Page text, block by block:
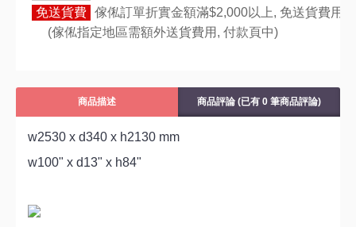
免送貨費 傢俬訂單折實金額滿$2,000以上, 免送貨費用,
(傢俬指定地區需額外送貨費用, 付款頁中)
商品描述 商品評論 (已有 0 筆商品評論)
w2530 x d340 x h2130 mm
w100" x d13" x h84"